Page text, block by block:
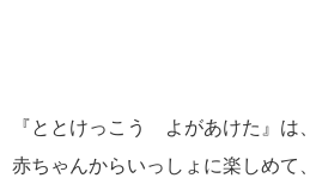
『ととけっこう よがあけた』は、
赤ちゃんからいっしょに楽しめて、